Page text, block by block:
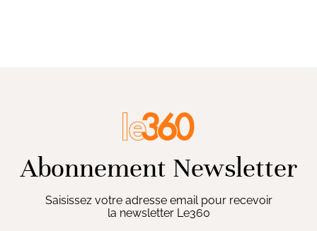
Abonnement Newsletter
Saisissez votre adresse email pour recevoir
la newsletter Le360